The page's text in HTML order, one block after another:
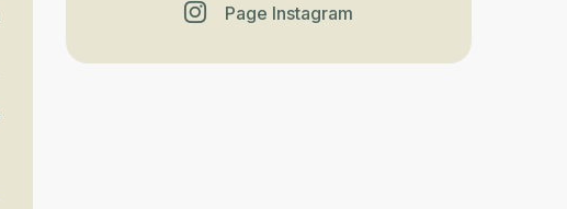
Page Instagram